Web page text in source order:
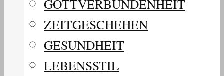
GOTTVERBUNDENHEIT
ZEITGESCHEHEN
GESUNDHEIT
LEBENSSTIL